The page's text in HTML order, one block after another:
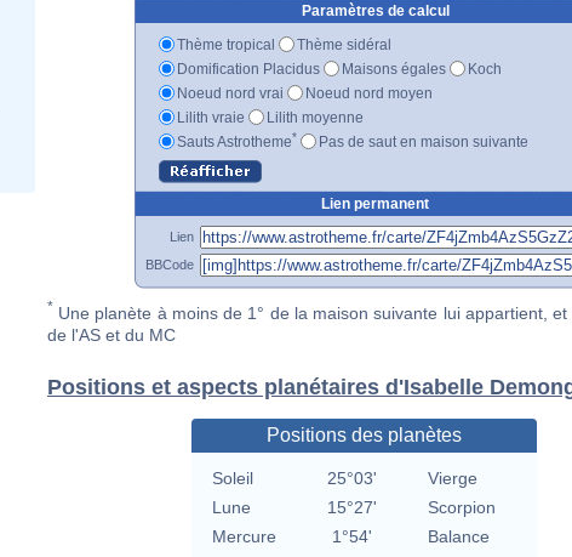
Paramètres de calcul
Thème tropical
Thème sidéral
Domification Placidus
Maisons égales
Koch
Noeud nord vrai
Noeud nord moyen
Lilith vraie
Lilith moyenne
Sauts Astrotheme* Pas de saut en maison suivante
Lien permanent
Lien
BBCode
* Une planète à moins de 1° de la maison suivante lui appartient, et
de l'AS et du MC
Positions et aspects planétaires d'Isabelle
Positions des planètes
Soleil 25°03'
Vierge
Lune
15°27'
Scorpion
Mercure
1°54'
Balance